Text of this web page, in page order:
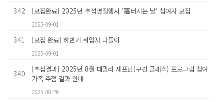
342 [모집완료] 2025년 추석명절행사 '福터지는 날' 참여자 모집
2025-09-01
341 [모집 완료] 하반기 취업자 나들이
2025-09-01
340
[추첨결과] 2025년 8월 패밀리 셰프단(쿠킹 클래스) 프로그램 참여
가족 추첨 결과 안내
2025-08-26